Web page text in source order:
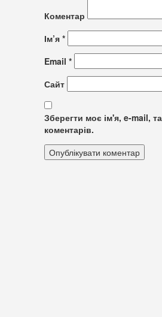
Коментар
Ім’я *
Email *
Сайт
Зберегти моє ім'я, e-mail,
коментарів.